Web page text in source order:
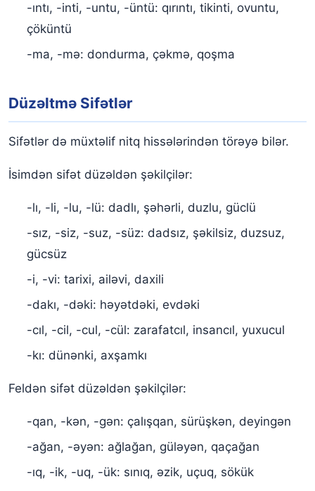
-ıntı, -inti, -untu, -üntü: qırıntı, tikinti, ovuntu,
çöküntü
-ma, -mə: dondurma, çəkmə, qoşma
Düzəltmə Sifətlər
Sifətlər də müxtəlif nitq hissələrindən törəyə bilər.
İsimdən sifət düzəldən şəkilçilər:
-lı, -li, -lu, -lü: dadlı, şəhərli, duzlu, güclü
-sız, -siz, -suz, -süz: dadsız, şəkilsiz, duzsuz,
gücsüz
-i, -vi: tarixi, ailəvi, daxili
-dakı, -dəki: həyətdəki, evdəki
-cıl, -cil, -cul, -cül: zarafatcıl, insancıl, yuxucul
-kı: dünənki, axşamkı
Feldən sifət düzəldən şəkilçilər:
-qan, -kən, -gən: çalışqan, sürüşkən, deyingən
-ağan, -əyən: ağlağan, güləyən, qaçağan
-ıq, -ik, -uq, -ük: sınıq, əzik, uçuq, sökük